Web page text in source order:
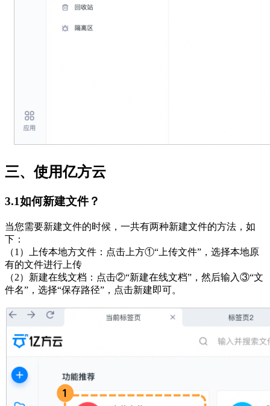
三、使用亿方云
3.1如何新建文件？
当您需要新建文件的时候，一共有两种新建文件的方法，如
下：
（1）上传本地方文件：点击上方①“上传文件”，选择本地原
有的文件进行上传
（2）新建在线文档：点击②“新建在线文档”，然后输入③“文
件名”，选择“保存路径”，点击新建即可。